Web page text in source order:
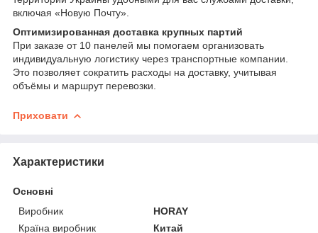
включая «Новую Почту».
Оптимизированная доставка крупных партий
При заказе от 10 панелей мы помогаем организовать
индивидуальную логистику через транспортные компании.
Это позволяет сократить расходы на доставку, учитывая
объёмы и маршрут перевозки.
Приховати
Характеристики
Основні
Виробник
HORAY
Країна виробник
Китай